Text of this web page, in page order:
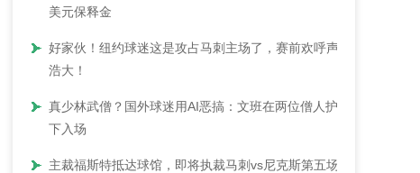
美元保释金
好家伙！纽约球迷这是攻占马刺主场了，赛前欢呼声势
浩大！
真少林武僧？国外球迷用AI恶搞：文班在两位僧人护送
下入场
主裁福斯特抵达球馆，即将执裁马刺vs尼克斯第五场！